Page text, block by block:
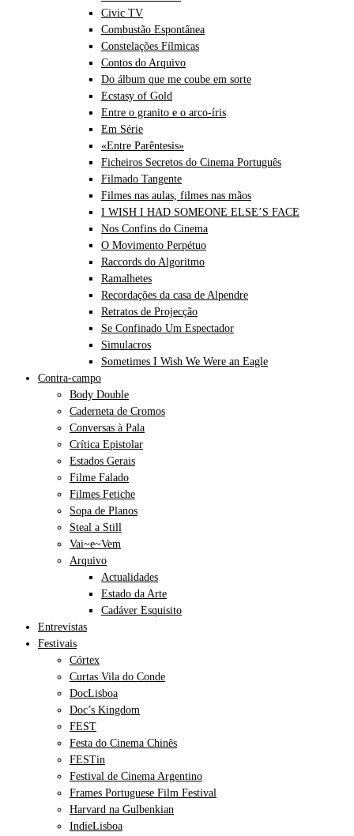
Civic TV
Combustão Espontânea
Constelações Fílmicas
Contos do Arquivo
Do álbum que me coube em sorte
Ecstasy of Gold
Entre o granito e o arco-íris
Em Série
«Entre Parêntesis»
Ficheiros Secretos do Cinema Português
Filmado Tangente
Filmes nas aulas, filmes nas mãos
I WISH I HAD SOMEONE ELSE’S FACE
Nos Confins do Cinema
O Movimento Perpétuo
Raccords do Algoritmo
Ramalhetes
Recordações da casa de Alpendre
Retratos de Projecção
Se Confinado Um Espectador
Simulacros
Sometimes I Wish We Were an Eagle
Contra-campo
Body Double
Caderneta de Cromos
Conversas à Pala
Crítica Epistolar
Estados Gerais
Filme Falado
Filmes Fetiche
Sopa de Planos
Steal a Still
Vai~e~Vem
Arquivo
Actualidades
Estado da Arte
Cadáver Esquisito
Entrevistas
Festivais
Córtex
Curtas Vila do Conde
DocLisboa
Doc’s Kingdom
FEST
Festa do Cinema Chinês
FESTin
Festival de Cinema Argentino
Frames Portuguese Film Festival
Harvard na Gulbenkian
IndieLisboa